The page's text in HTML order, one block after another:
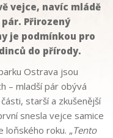
vejce, navíc mládě
Přirozený
je podmínkou pro
do přírody.
Ostrava jsou
– mladší pár obývá
starší a zkušenější
snesla vejce samice
loňského roku. „Tento